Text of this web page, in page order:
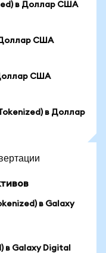
в Доллар США
Доллар США
США
в Доллар
в Galaxy
в Galaxy Digital